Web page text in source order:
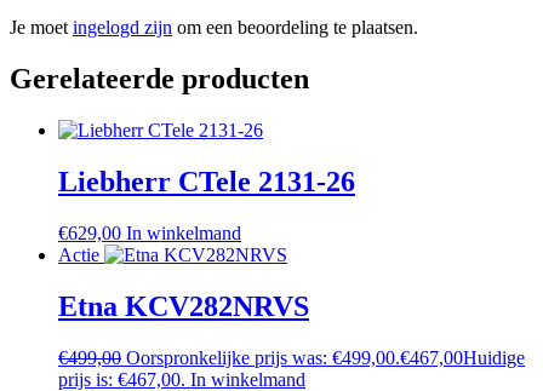
Je moet ingelogd zijn om een beoordeling te plaatsen.
Gerelateerde producten
Liebherr CTele 2131-26
€629,00 In winkelmand
Actie
Etna KCV282NRVS
€499,00 Oorspronkelijke prijs was: €499,00.€467,00Huidige
prijs is: €467,00. In winkelmand